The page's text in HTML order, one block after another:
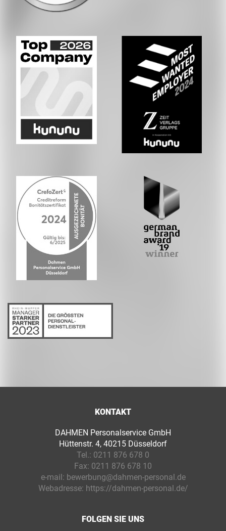
KONTAKT
DAHMEN Personalservice GmbH
Hüttenstr. 4, 40215 Düsseldorf
Tel.: 0211 876 678 0
Fax: 0211 876 678 10
e-mail: bewerbung@dahmen-personal.de
Webadresse: https://dahmen-personal.de/
FOLGEN SIE UNS